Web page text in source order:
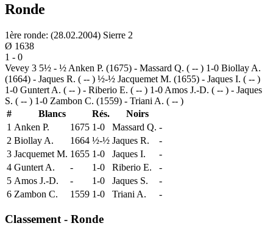
Ronde
1ère ronde: (28.02.2004) Sierre 2
Ø 1638
1 - 0
Vevey 3 5½ - ½ Anken P. (1675) - Massard Q. ( -- ) 1-0 Biollay A.
(1664) - Jaques R. ( -- ) ½-½ Jacquemet M. (1655) - Jaques I. ( -- )
1-0 Guntert A. ( -- ) - Riberio E. ( -- ) 1-0 Amos J.-D. ( -- ) - Jaques
S. ( -- ) 1-0 Zambon C. (1559) - Triani A. ( -- )
#
Blancs Rés.
Noirs
1 Anken P. 1675 1-0 Massard Q. -
2 Biollay A. 1664 ½-½ Jaques R.
-
3 Jacquemet M. 1655 1-0 Jaques I.
-
4 Guntert A. - 1-0 Riberio E.
-
5 Amos J.-D. - 1-0 Jaques S.
-
6 Zambon C. 1559 1-0 Triani A. -
Classement - Ronde